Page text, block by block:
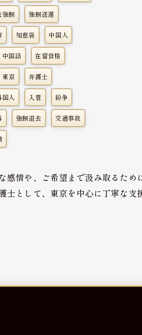
強制 強制送還
知恵袋 中国人
中国語 在留資格
東京 弁護士
国人 入管 紛争
強制退去 交通事故
感情や、ご希望まで汲み取るた
士として、東京を中心に丁寧な支